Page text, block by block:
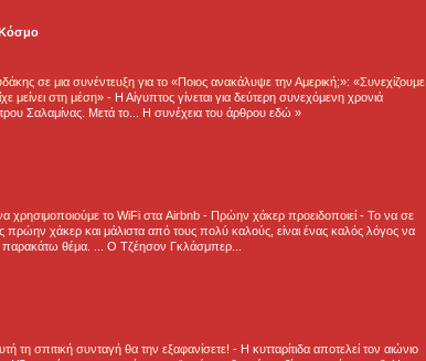
σε μια συνέντευξη για το «Ποιος ανακάλυψε την Αμερική;»: «Συνεχίζουμε
μείνει στη μέση» - Η Αίγυπτος γίνεται για δεύτερη συνεχόμενη χρονιά
Σαλαμίνας. Μετά το... Η συνέχεια του άρθρου εδώ »
να χρησιμοποιούμε το WiFi στα Airbnb - Πρώην χάκερ προειδοποιεί- Το να σε
πρώην χάκερ και μάλιστα από τους πολύ καλούς, είναι ένας καλός λόγος να
παρακάτω θέμα. ... Ο Τζέησον Γκλάσμπερ...
τη σπιτική συνταγή θα την εξαφανίσετε! - H κυτταρίτιδα αποτελεί τον αιώνιο